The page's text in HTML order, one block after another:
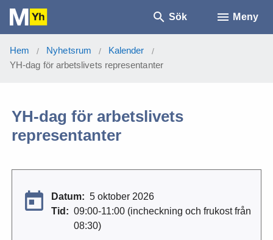
Sök Meny
Hem / Nyhetsrum / Kalender /
YH-dag för arbetslivets representanter
YH-dag för arbetslivets
representanter
Datum: 5 oktober 2026
Tid: 09:00-11:00 (incheckning och frukost från
08:30)